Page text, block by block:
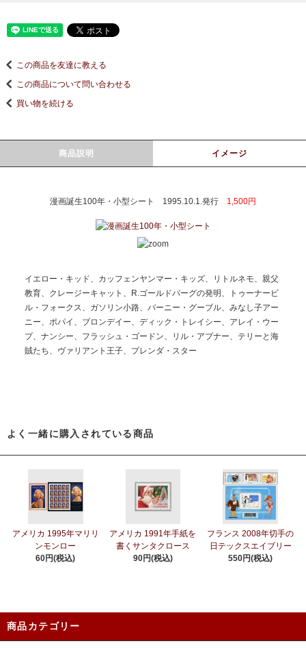
この商品を友達に教える
この商品について問い合わせる
買い物を続ける
商品説明 イメージ
漫画誕生100年・小型シート 1995.10.1.発行 1,500円
イエロー・キッド、カッフェンヤンマー・キッズ、リトルネモ、親父
教育、クレージーキャット、R.ゴールドバーグの発明、トゥーナービ
ル・フォークス、ガソリン小路、バーニー・グーブル、みなし子アー
ニー、ポパイ、ブロンデイー、ディック・トレイシー、アレイ・ウー
プ、ナンシー、フラッシュ・ゴードン、リル・アブナー、テリーと海
賊たち、ヴァリアント王子、プレンダ・スター
よく一緒に購入されている商品
アメリカ 1995年マリリ
ンモンロー
60円(税込)
アメリカ 1991年手紙を
書くサンタクロース
90円(税込)
フランス 2008年切手の
日テックスエイブリー
550円(税込)
商品カテゴリー